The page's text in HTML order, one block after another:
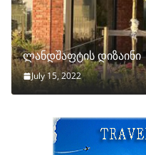
ლანდშაფტის დიზაინი
July 15, 2022